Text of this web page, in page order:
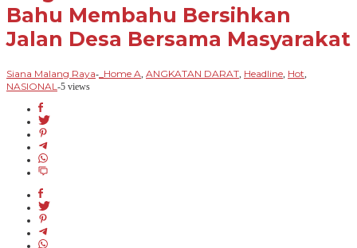
Bahu Membahu Bersihkan
Jalan Desa Bersama Masyarakat
Siana Malang Raya- _Home A, ANGKATAN DARAT, Headline, Hot,
NASIONAL -5 views